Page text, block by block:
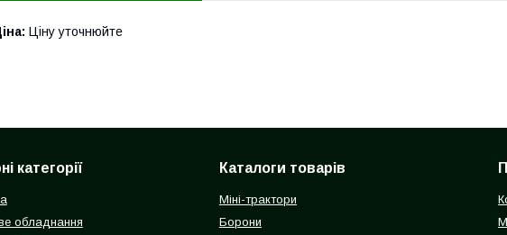
Ціну уточнюйте
категорії
обладнання
Каталоги товарів
Міні-трактори
Борони